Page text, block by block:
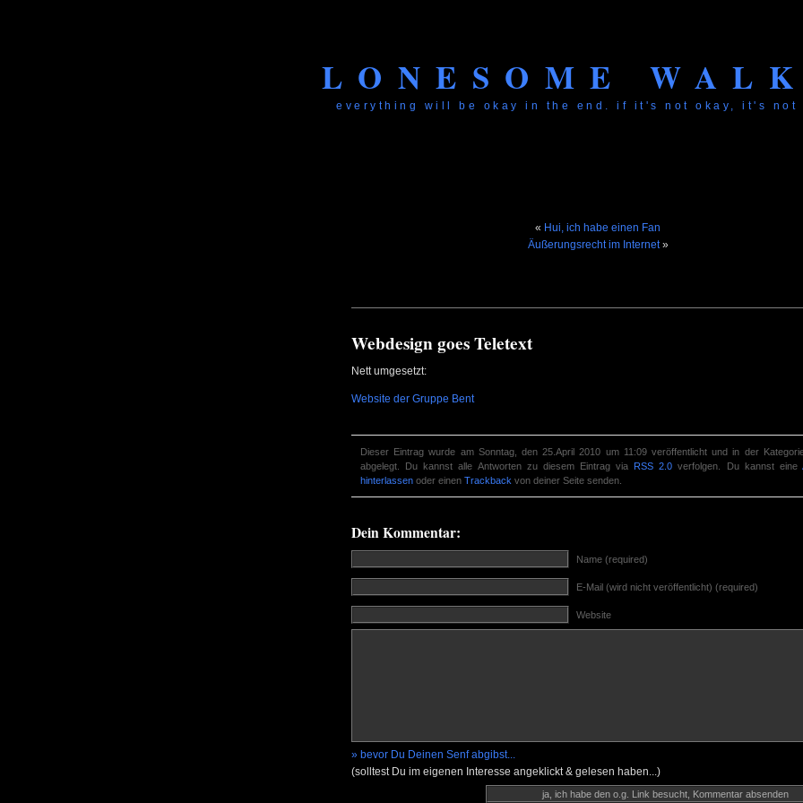
LONESOME
everything will be okay in the end. if it's not okay, it's not
« Hui, ich habe einen Fan
Äußerungsrecht im Internet»
Webdesign goes Teletext
Nett umgesetzt:
Website der Gruppe Bent
Dieser Eintrag wurde am Sonntag, den 25.April 2010 um 11:09 veröffentlicht und in der
abgelegt. Du kannst alle Antworten zu diesem Eintrag viaRSS 2.0 verfolgen. Du kannst eine
hinterlassen oder einen Trackback von deiner Seite senden.
Dein Kommentar:
Name (required)
E-Mail (wird nicht veröffentlicht) (required)
Website
» bevor Du Deinen Senf abgibst...
(solltest Du im eigenen Interesse angeklickt & gelesen haben...)